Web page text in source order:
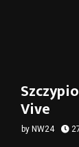
Vive
by NW24